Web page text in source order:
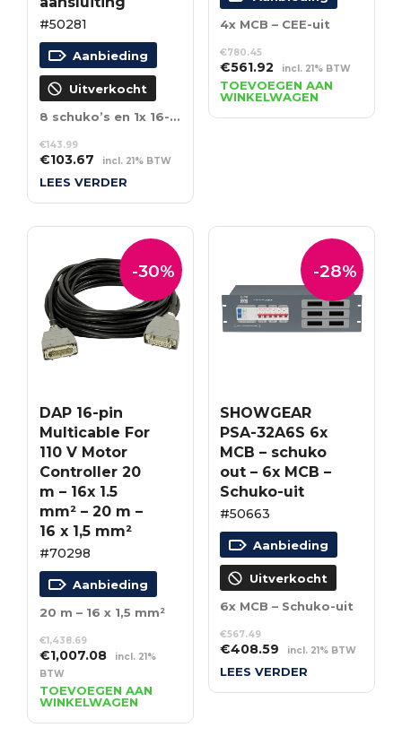
#50281
Aanbieding
Uitverkocht
8 schuko’s en 1x 16-polige aansluiting
€143.99
Oorspronkelijke
prijs
€103.67Huidige
prijs
incl. 21% BTW
LEES VERDER
4x MCB – CEE-uit
€780.45
Oorspronkelijke
prijs
was:
€780.45.
€561.92 Huidige
prijs
is:
€561.92.
incl. 21% BTW
TOEVOEGEN AAN
WINKELWAGEN
-30%
DAP 16-pin
Multicable For
110 V Motor
Controller 20
m – 16x 1.5
mm² – 20 m –
16 x 1,5 mm²
#70298
Aanbieding
20 m – 16 x 1,5 mm²
€1,438.69
Oorspronkelijke
prijs
was:
€1,438.69.
€1,007.08Huidige
is:
€1,007.08.
incl. 21%
BTW
TOEVOEGEN AAN
WINKELWAGEN
-28%
SHOWGEAR
PSA-32A6S 6x
MCB – schuko
out – 6x MCB –
Schuko-uit
#50663
Aanbieding
Uitverkocht
6x MCB – Schuko-uit
€567.49
Oorspronkelijke
prijs
€408.59 Huidige
prijs
incl. 21% BTW
LEES VERDER